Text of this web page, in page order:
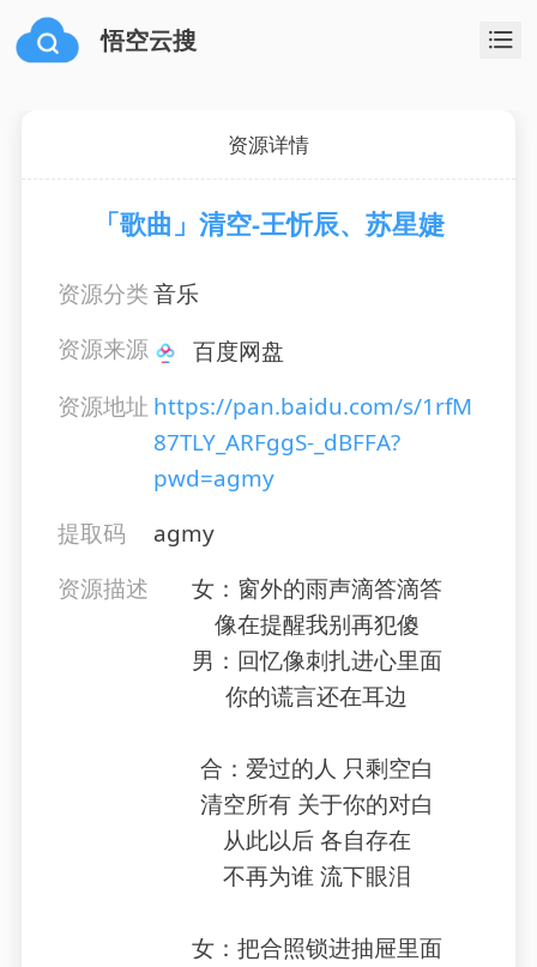
悟空云搜
资源详情
「歌曲」清空-王忻辰、苏星婕
资源分类音乐
资源来源
百度网盘
资源地址 https://pan.baidu.com/s/1rfM
87TLY_ARFggS-_dBFFA?
pwd=agmy
提取码
agmy
资源描述
女：窗外的雨声滴答滴答
像在提醒我别再犯傻
男：回忆像刺扎进心里面
你的谎言还在耳边
合：爱过的人 只剩空白
清空所有 关于你的对白
从此以后 各自存在
不再为谁 流下眼泪
女：把合照锁进抽屉里面